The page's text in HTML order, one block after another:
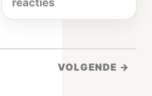
reacties
VOLGENDE →